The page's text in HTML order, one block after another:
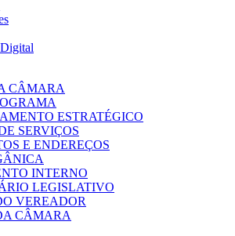
CÂMARA
ESTRATÉGICO
SERVIÇOS
E ENDEREÇOS
INTERNO
LEGISLATIVO
VEREADOR
CÂMARA